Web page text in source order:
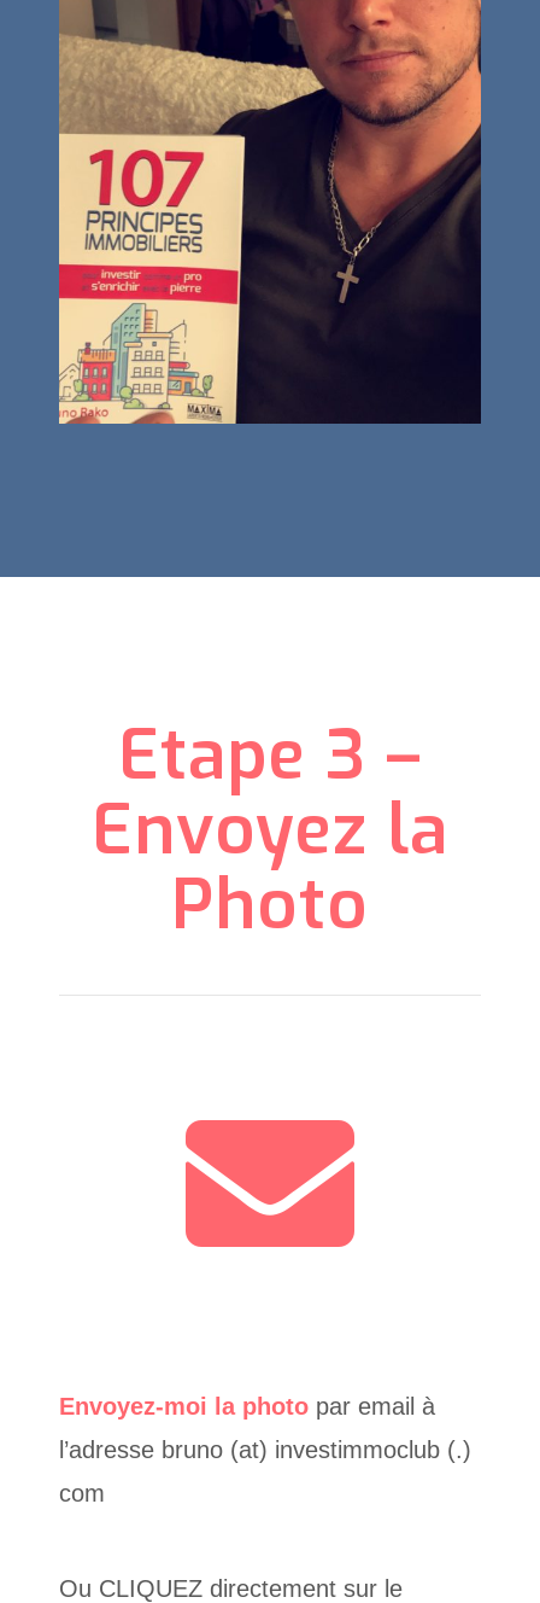
Etape 3 –
Envoyez la
Photo
Envoyez-moi la photo par email à
l’adresse bruno (at) investimmoclub (.)
com
Ou CLIQUEZ directement sur le